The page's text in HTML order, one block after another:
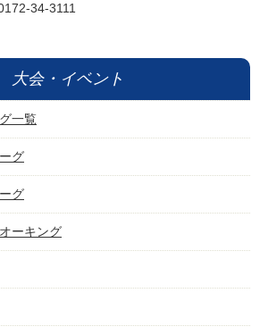
34-3111
大会・イベント
一覧
グ
グ
ーキング